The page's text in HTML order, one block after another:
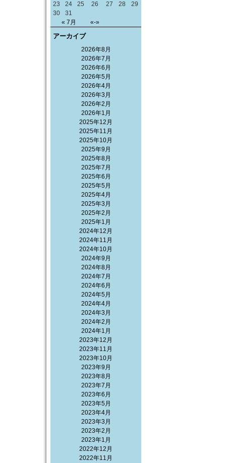
« 7月 «-»
23
24 25 26 27 28
29
30
31
アーカイブ
2026年8月
2026年7月
2026年6月
2026年5月
2026年4月
2026年3月
2026年2月
2026年1月
2025年12月
2025年11月
2025年10月
2025年9月
2025年8月
2025年7月
2025年6月
2025年5月
2025年4月
2025年3月
2025年2月
2025年1月
2024年12月
2024年11月
2024年10月
2024年9月
2024年8月
2024年7月
2024年6月
2024年5月
2024年4月
2024年3月
2024年2月
2024年1月
2023年12月
2023年11月
2023年10月
2023年9月
2023年8月
2023年7月
2023年6月
2023年5月
2023年4月
2023年3月
2023年2月
2023年1月
2022年12月
2022年11月